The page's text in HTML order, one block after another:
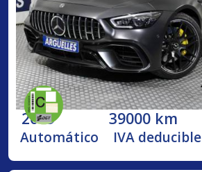
2019 39000 km
Automático IVA deducible